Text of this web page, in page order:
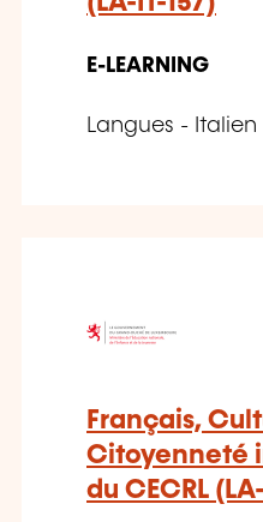
E-LEARNING
Langues - Italien
Français,
Citoyenneté
du CECRL